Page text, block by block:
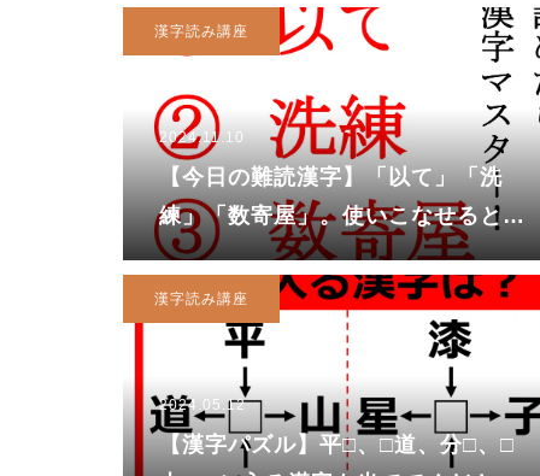
漢字読み講座
2024.11.10
【今日の難読漢字】「以て」「洗
練」「数寄屋」。使いこなせると大
人カッコいい！
漢字読み講座
2024.05.12
【漢字パズル】平□、□道、分□、□